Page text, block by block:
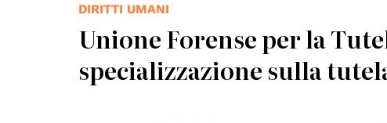
DIRITTI UMANI
Unione Forense per la
specializzazione sulla